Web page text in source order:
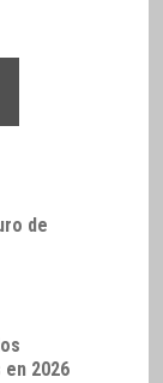
de
2026